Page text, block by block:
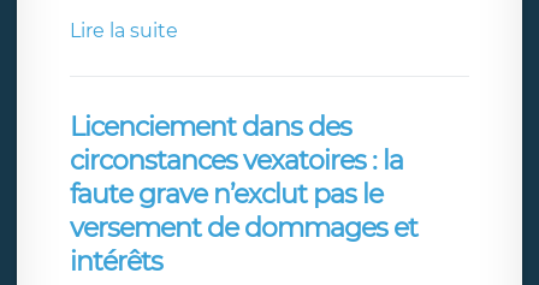
Lire la suite
Licenciement dans des
circonstances vexatoires : la
faute grave n’exclut pas le
versement de dommages et
intérêts